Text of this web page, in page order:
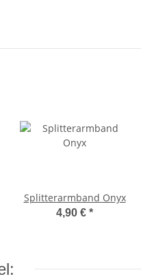
Splitterarmband Onyx
4,90 € *